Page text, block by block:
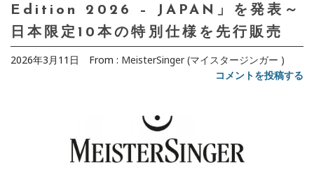
Edition 2026 – JAPAN」を発表～
日本限定10本の特別仕様を先行販売
2026年3月11日 From : MeisterSinger (マイスタージンガー )
コメントを投稿する